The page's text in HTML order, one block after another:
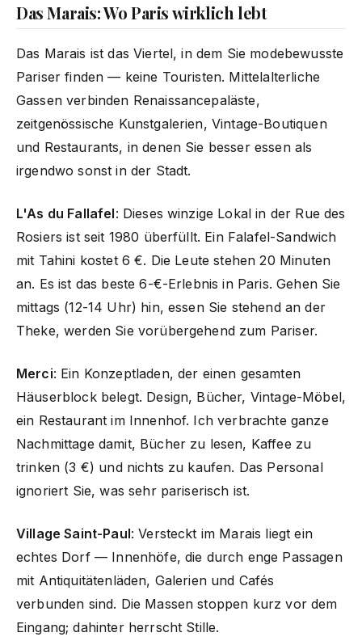
Das Marais: Wo Paris wirklich lebt
Das Marais ist das Viertel, in dem Sie modebewusste
Pariser finden — keine Touristen. Mittelalterliche
Gassen verbinden Renaissancepaläste,
zeitgenössische Kunstgalerien, Vintage-Boutiquen
und Restaurants, in denen Sie besser essen als
irgendwo sonst in der Stadt.
L'As du Fallafel: Dieses winzige Lokal in der Rue des
Rosiers ist seit 1980 überfüllt. Ein Falafel-Sandwich
mit Tahini kostet 6 €. Die Leute stehen 20 Minuten
an. Es ist das beste 6-€-Erlebnis in Paris. Gehen Sie
mittags (12-14 Uhr) hin, essen Sie stehend an der
Theke, werden Sie vorübergehend zum Pariser.
Merci: Ein Konzeptladen, der einen gesamten
Häuserblock belegt. Design, Bücher, Vintage-Möbel,
ein Restaurant im Innenhof. Ich verbrachte ganze
Nachmittage damit, Bücher zu lesen, Kaffee zu
trinken (3 €) und nichts zu kaufen. Das Personal
ignoriert Sie, was sehr pariserisch ist.
Village Saint-Paul: Versteckt im Marais liegt ein
echtes Dorf — Innenhöfe, die durch enge Passagen
mit Antiquitätenläden, Galerien und Cafés
verbunden sind. Die Massen stoppen kurz vor dem
Eingang; dahinter herrscht Stille.